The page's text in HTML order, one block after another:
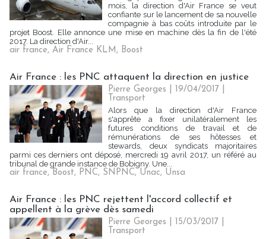
mois, la direction d'Air France se veut
confiante sur le lancement de sa nouvelle
compagnie à bas coûts introduite par le
projet Boost. Elle annonce une mise en machine dès la fin de l'été
2017. La direction d'Air...
air france, Air France KLM, Boost
Air France : les PNC attaquent la direction en justice
Pierre Georges | 19/04/2017
Transport
Alors que la direction d'Air France
s'apprête a fixer unilatéralement les
futures conditions de travail et de
rémunérations de ses hôtesses et
stewards, deux syndicats majoritaires
parmi ces derniers ont déposé, mercredi 19 avril 2017, un référé au
tribunal de grande instance de Bobigny. Une...
air france, Boost, PNC, SNPNC, Unac, Unsa
Air France : les PNC rejettent l'accord collectif et
appellent à la grève dès samedi
Pierre Georges | 15/03/2017
Transport